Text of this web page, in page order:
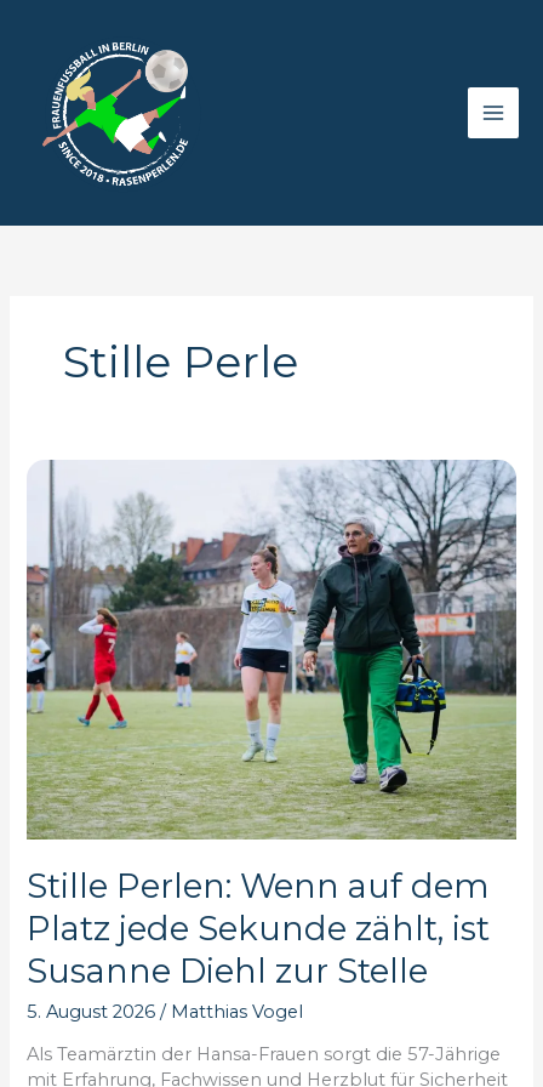
springen
Stille Perle
Stille Perlen: Wenn auf dem
Platz jede Sekunde zählt, ist
Susanne Diehl zur Stelle
5. August 2026/ Matthias Vogel
Als Teamärztin der Hansa-Frauen sorgt die 57-Jährige
mit Erfahrung, Fachwissen und Herzblut für Sicherheit